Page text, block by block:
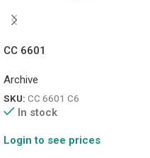
CC 6601
Archive
SKU: CC 6601 C6
In stock
Login to see prices